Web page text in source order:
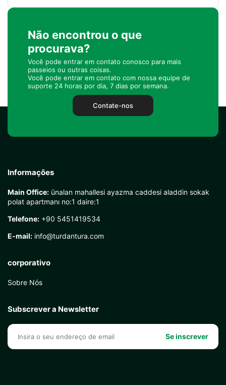
Não encontrou o que
procurava?
Você pode entrar em contato conosco para mais
passeios ou outras coisas.
Você pode entrar em contato com nossa equipe de
suporte 24 horas por dia, 7 dias por semana.
Contate-nos
Informações
Main Office: ünalan mahallesi ayazma caddesi aladdin sokak
polat apartmanı no:1 daire:1
Telefone: +90 5451419534
E-mail: info@turdantura.com
corporativo
Sobre Nós
Subscrever a Newsletter
Se inscrever